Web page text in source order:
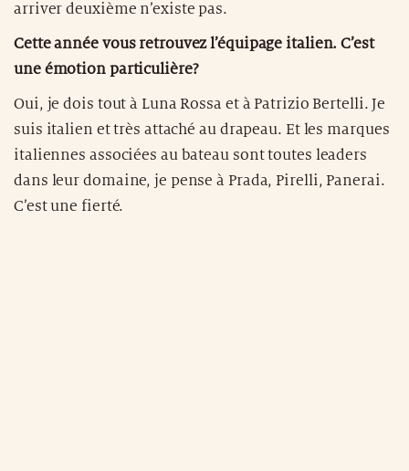
arriver deuxième n’existe pas.
Cette année vous retrouvez l’équipage italien. C’est
une émotion particulière?
Oui, je dois tout à Luna Rossa et à Patrizio Bertelli. Je
suis italien et très attaché au drapeau. Et les marques
italiennes associées au bateau sont toutes leaders
dans leur domaine, je pense à Prada, Pirelli, Panerai.
C’est une fierté.